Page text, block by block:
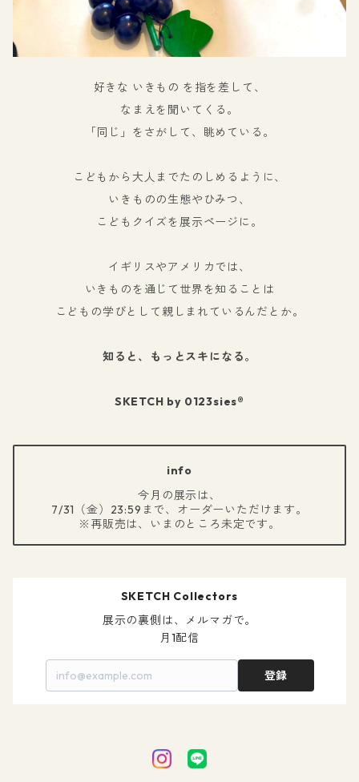
好きな いきもの を指を差して、
なまえを聞いてくる。
「同じ」をさがして、眺めている。
こどもから大人までたのしめるように、
いきものの生態やひみつ、
こどもクイズを展示ページに。
イギリスやアメリカでは、
いきものを通じて世界を知ることは
こどもの学びとして親しまれているんだとか。
知ると、もっとスキになる。
SKETCH by 0123sies®︎
info
今月の展示は、
7/31（金）23:59まで、オーダーいただけます。
※再販売は、いまのところ未定です。
SKETCH Collectors
展示の裏側は、メルマガで。
月1配信
登録